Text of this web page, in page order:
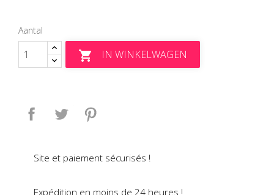
Aantal
 IN WINKELWAGEN
Delen Tweet
Site et paiement sécurisés !
Expédition en moins de 24 heures !